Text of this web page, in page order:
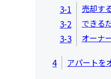
3-1 売却す
3-2 できる
3-3 オーナ
4 アパートを